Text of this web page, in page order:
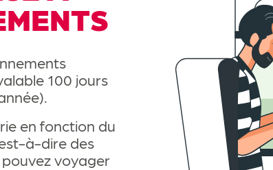
Annuel, Flexi, Transfrontalier
100 jours
en fonction du
à-dire des
voyager